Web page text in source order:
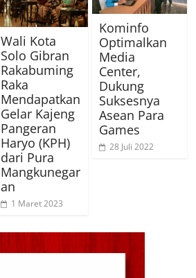
Wali Kota
Solo Gibran
Rakabuming
Raka
Mendapatkan
Gelar Kajeng
Pangeran
Haryo (KPH)
dari Pura
Mangkunegar
an
1 Maret 2023
Kominfo
Optimalkan
Media
Center,
Dukung
Suksesnya
Asean Para
Games
28 Juli 2022